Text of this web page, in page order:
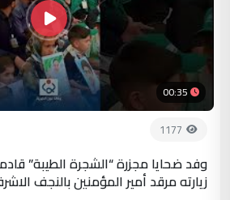
00:35
1177
وفد ضحايا مجزرة “الشجرة الطيبة”
زيارته مرقد أمير المؤمنين بالنجف